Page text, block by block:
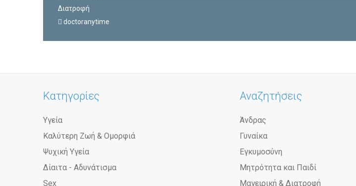
Διατροφή
doctoranytime
Κατηγορίες
Υγεία
Καλύτερη Ζωή & Ομορφιά
Ψυχική Υγεία
Δίαιτα - Αδυνάτισμα
Sex
Αναζητήσεις
Άνδρας
Γυναίκα
Εγκυμοσύνη
Μητρότητα και Παιδί
Μαγειρική & Διατροφή